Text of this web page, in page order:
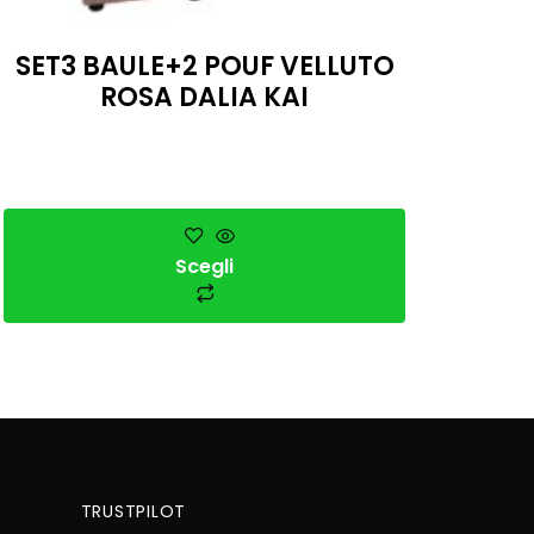
SET3 BAULE+2 POUF VELLUTO
ROSA DALIA KAI
Scegli
TRUSTPILOT